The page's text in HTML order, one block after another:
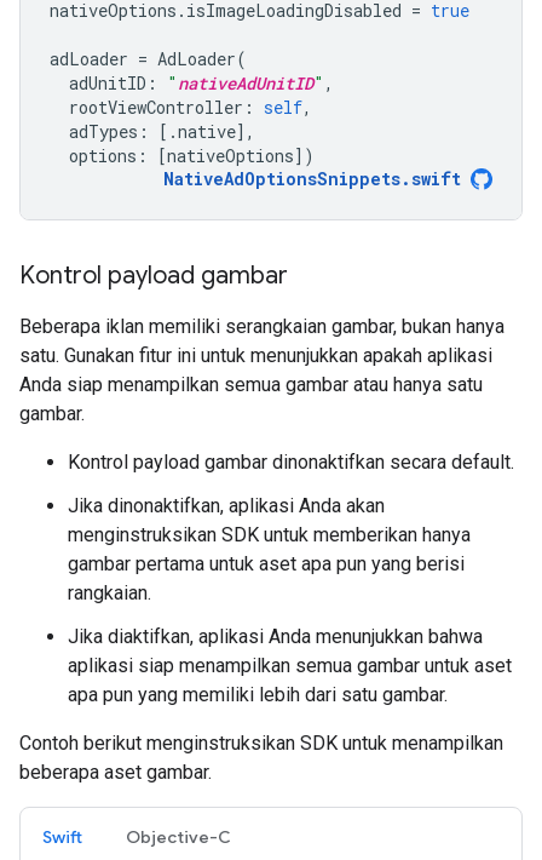
nativeOptions . isImageLoadingDisabled = true
adLoader = AdLoader(
adUnitID : " nativeAdUnitID" ,
rootViewController : self,
adTypes : [.native],
options : [nativeOptions])
NativeAdOptionsSnippets.swift
Kontrol payload gambar
Beberapa iklan memiliki serangkaian gambar, bukan hanya
satu. Gunakan fitur ini untuk menunjukkan apakah aplikasi
Anda siap menampilkan semua gambar atau hanya satu
gambar.
Kontrol payload gambar dinonaktifkan secara default.
Jika dinonaktifkan, aplikasi Anda akan
menginstruksikan SDK untuk memberikan hanya
gambar pertama untuk aset apa pun yang berisi
rangkaian.
Jika diaktifkan, aplikasi Anda menunjukkan bahwa
aplikasi siap menampilkan semua gambar untuk aset
apa pun yang memiliki lebih dari satu gambar.
Contoh berikut menginstruksikan SDK untuk menampilkan
beberapa aset gambar.
Swift Objective-C